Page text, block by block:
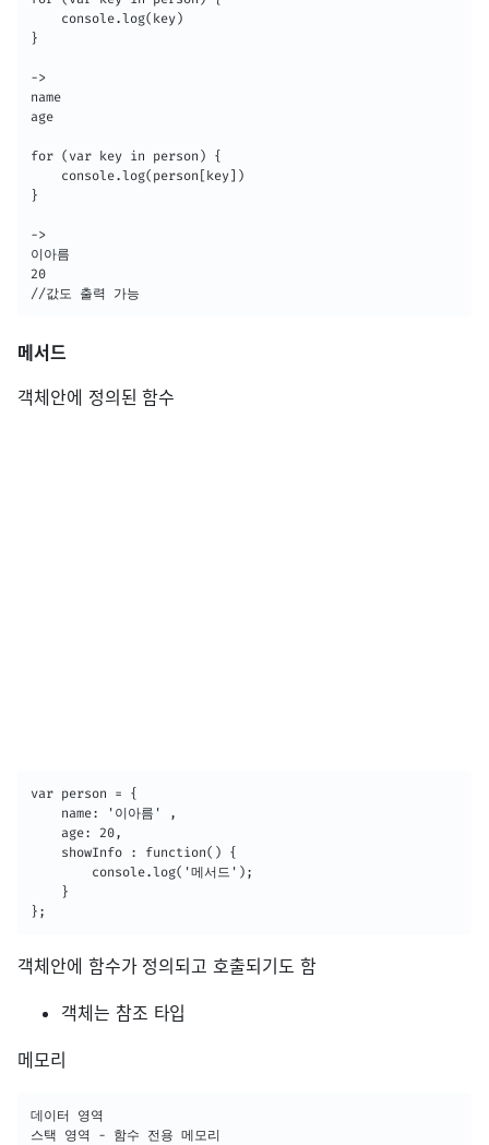
    console.log(key)
}
->
name
age
for (var key in person) {
    console.log(person[key])
}
->
이아름
20
//값도 출력 가능
메서드
객체안에 정의된 함수
var person = {
    age: 20,
    showInfo : function() {
        console.log('메서드');
    }
};
객체안에 함수가 정의되고 호출되기도 함
객체는 참조 타입
메모리
데이터 영역
스택 영역 - 함수 전용 메모리